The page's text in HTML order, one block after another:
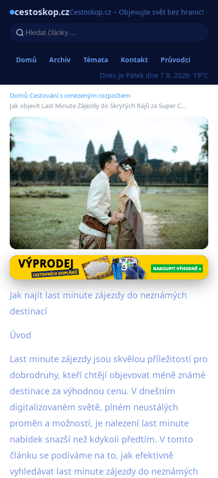
cestoskop.czCestoskop.cz – Objevujte svět bez hranic!
Domů Archiv Témata Kontakt
Průvodci
Dnes je Pátek dne 7 8. 2026· 19°C
Domů›Cestování s omezeným rozpočtem›
Jak objevit Last Minute Zájezdy do Skrytých Rájů za Super C…
Cestování s omezeným rozpočtem
Jak objevit Last Minute Zájezdy
do Skrytých Rájů za Super Ceny
Jak najít last minute zájezdy do neznámých
destinací
Úvod
Last minute zájezdy jsou skvělou příležitostí pro
dobrodruhy, kteří chtějí objevovat méně známé
destinace za výhodnou cenu. V dnešním
digitalizovaném světě, plném neustálých
proměn a možností, je nalezení last minute
nabídek snazší než kdykoli předtím. V tomto
článku se podíváme na to, jak efektivně
vyhledávat last minute zájezdy do neznámých